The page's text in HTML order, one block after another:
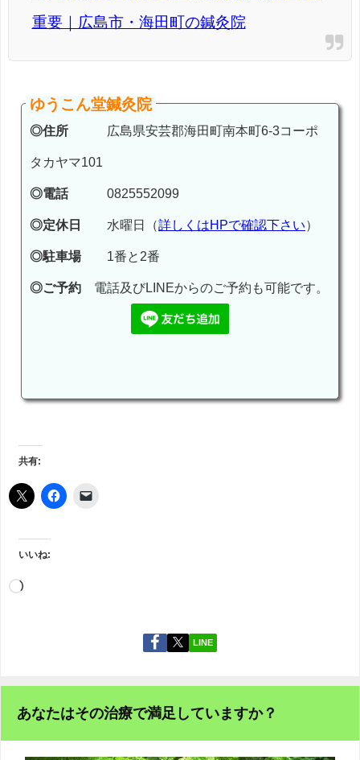
重要｜広島市・海田町の鍼灸院
ゆうこん堂鍼灸院
◎住所 広島県安芸郡海田町南本町6-3コーポ
タカヤマ101
◎電話0825552099
◎定休日 水曜日（詳しくはHPで確認下さい）
◎駐車場1番と2番
◎ご予約 電話及びLINEからのご予約も可能です。
共有:
いいね:
LINE
あなたはその治療で満足していますか？